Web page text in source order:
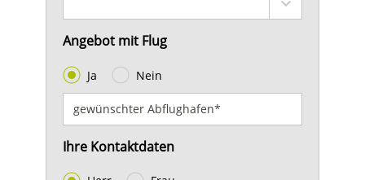
Angebot mit Flug
Ja Nein
Ihre Kontaktdaten